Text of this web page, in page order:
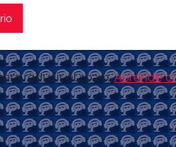
reducir el spam.Aprende